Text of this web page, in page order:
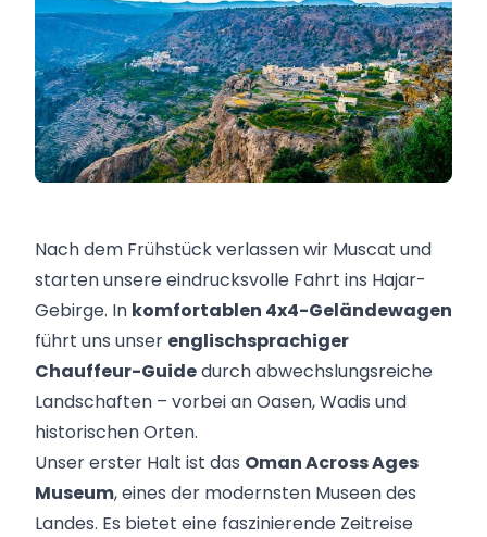
Nach dem Frühstück verlassen wir Muscat und
starten unsere eindrucksvolle Fahrt ins Hajar-
Gebirge. In komfortablen 4x4-Geländewagen
führt uns unser englischsprachiger
Chauffeur-Guidedurch abwechslungsreiche
Landschaften – vorbei an Oasen, Wadis und
historischen Orten.
Unser erster Halt ist das Oman Across Ages
Museum, eines der modernsten Museen des
Landes. Es bietet eine faszinierende Zeitreise